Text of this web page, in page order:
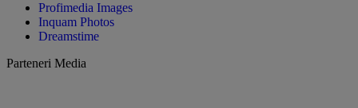
Profimedia Images
Inquam Photos
Dreamstime
Parteneri Media